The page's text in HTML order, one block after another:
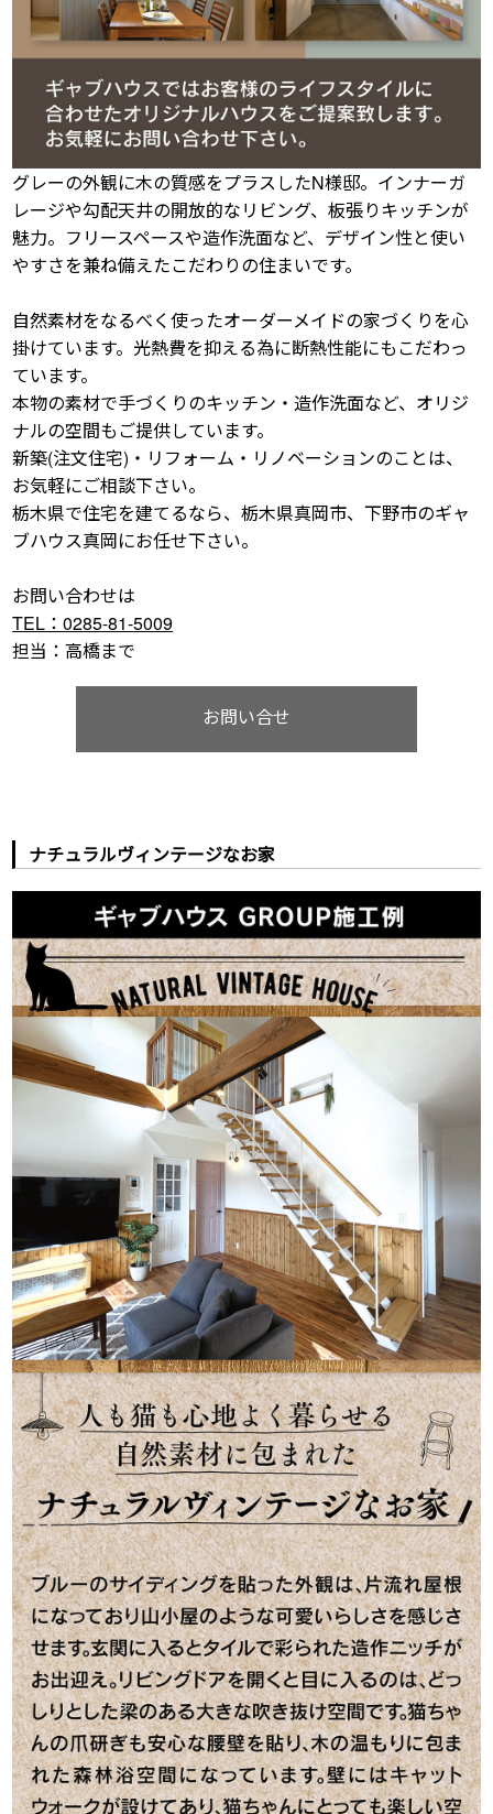
グレーの外観に木の質感をプラスしたN様邸。インナーガ
レージや勾配天井の開放的なリビング、板張りキッチンが
魅力。フリースペースや造作洗面など、デザイン性と使い
やすさを兼ね備えたこだわりの住まいです。
自然素材をなるべく使ったオーダーメイドの家づくりを心
掛けています。光熱費を抑える為に断熱性能にもこだわっ
ています。
本物の素材で手づくりのキッチン・造作洗面など、オリジ
ナルの空間もご提供しています。
新築(注文住宅)・リフォーム・リノベーションのことは、
お気軽にご相談下さい。
栃木県で住宅を建てるなら、栃木県真岡市、下野市のギャ
ブハウス真岡にお任せ下さい。
お問い合わせは
TEL：0285-81-5009
担当：高橋まで
お問い合せ
ナチュラルヴィンテージなお家